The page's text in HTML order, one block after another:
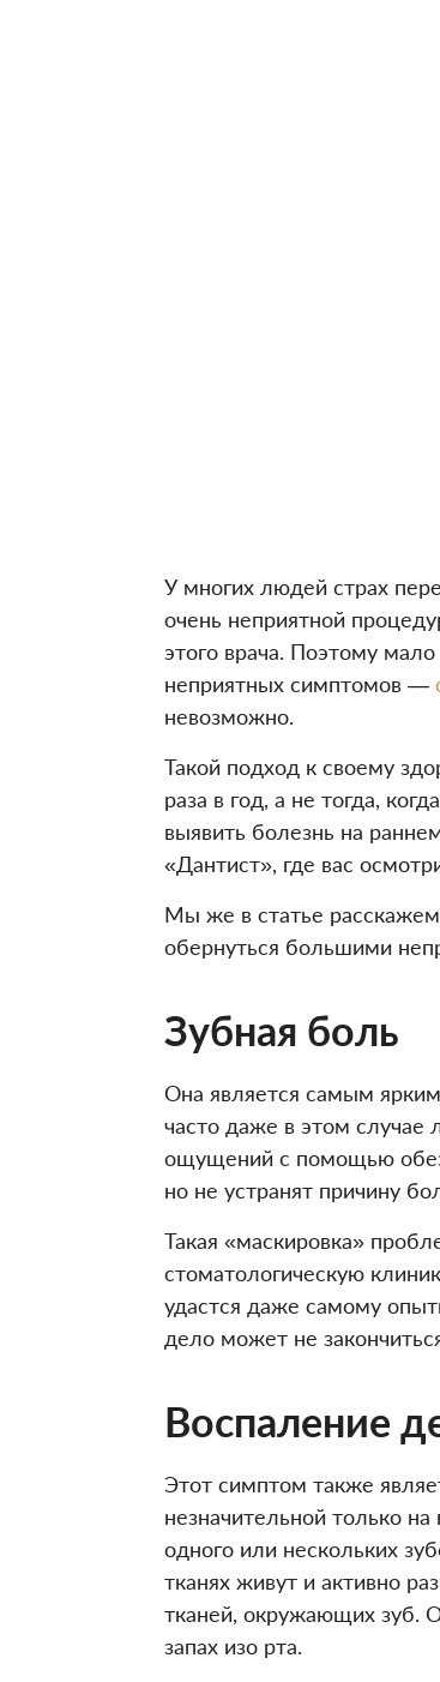
У многих людей страх
очень неприятной
этого врача. Поэтому
неприятных симптомов —
невозможно.
Такой подход к своему
раза в год, а не тогда,
выявить болезнь на
«Дантист», где вас
Мы же в статье
обернуться большими
Зубная боль
Она является самым
часто даже в этом
ощущений с помощью
но не устранят причину
Такая «маскировка»
стоматологическую
удастся даже самому
дело может не
Воспаление
Этот симптом также
незначительной только
одного или нескольких
тканях живут и активно
тканей, окружающих зуб.
запах изо рта.